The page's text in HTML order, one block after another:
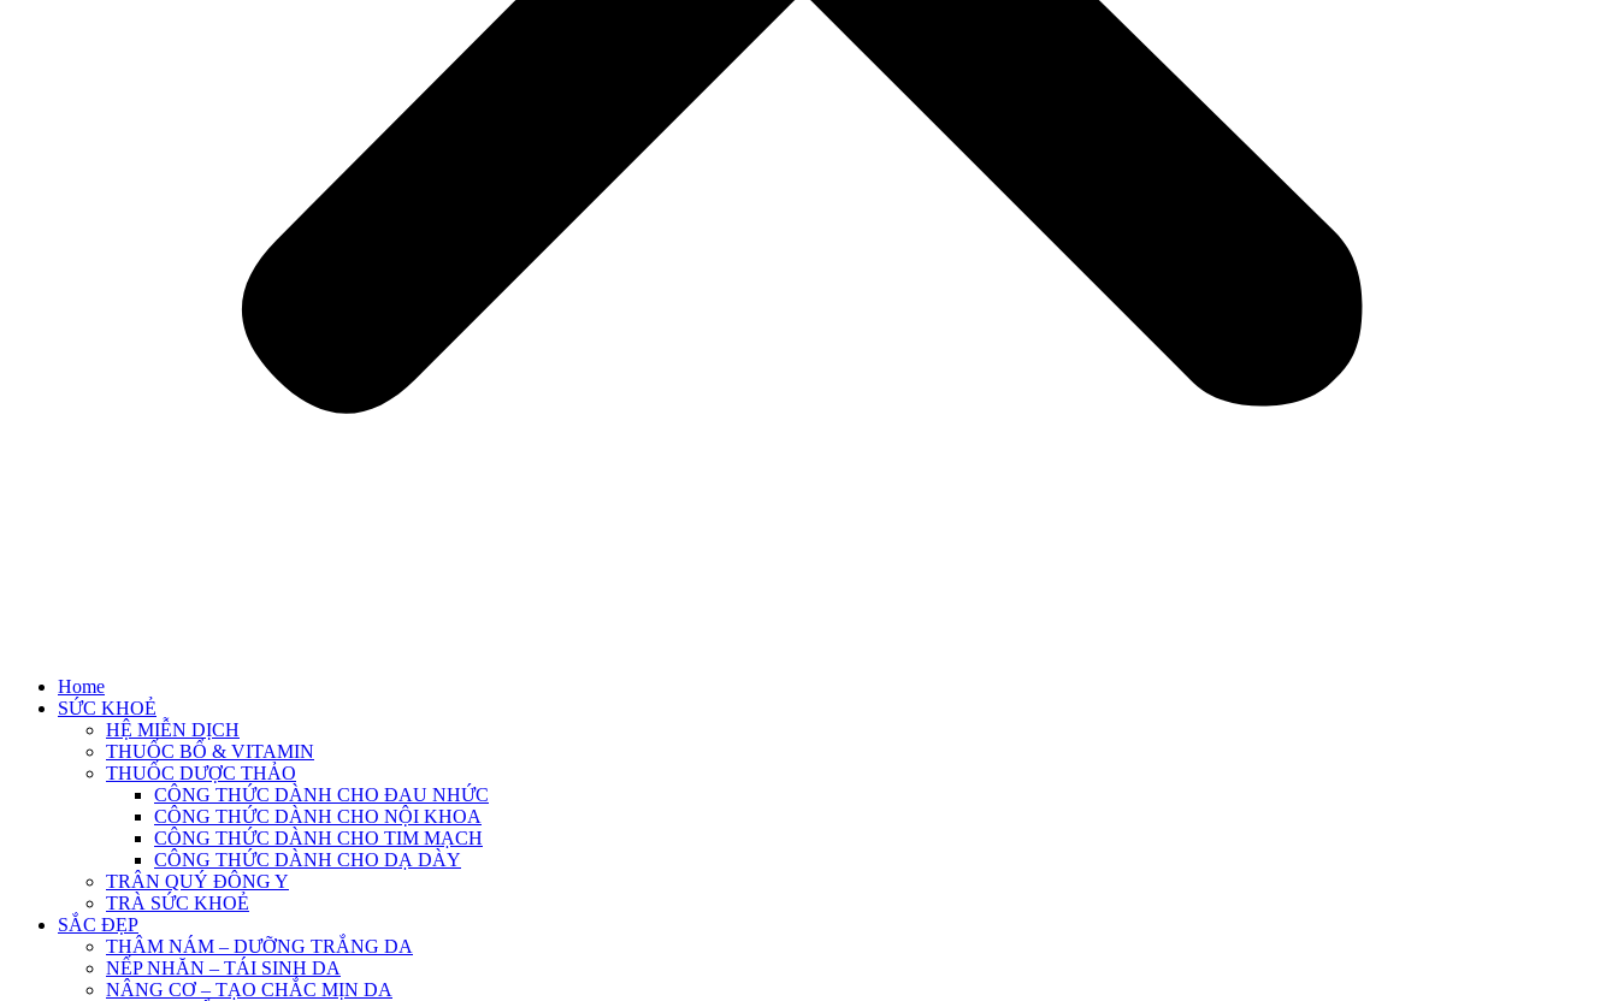
Home
SỨC KHOẺ
HỆ MIỄN DỊCH
THUỐC BỔ & VITAMIN
THUỐC DƯỢC THẢO
CÔNG THỨC DÀNH CHO ĐAU NHỨC
CÔNG THỨC DÀNH CHO NỘI KHOA
CÔNG THỨC DÀNH CHO TIM MẠCH
CÔNG THỨC DÀNH CHO DẠ DÀY
TRÂN QUÝ ĐÔNG Y
TRÀ SỨC KHOẺ
SẮC ĐẸP
THÂM NÁM – DƯỠNG TRẮNG DA
NẾP NHĂN – TÁI SINH DA
NÂNG CƠ – TẠO CHẮC MỊN DA